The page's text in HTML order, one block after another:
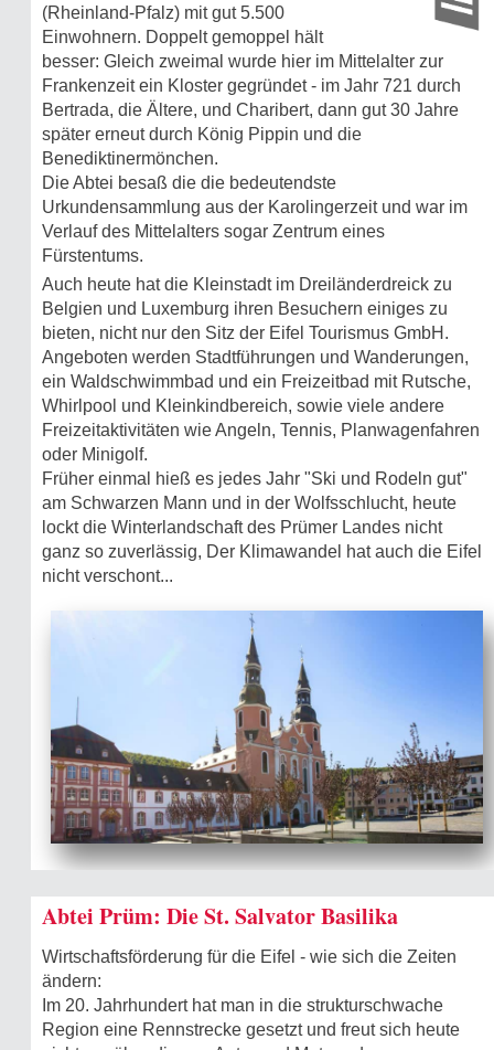
(Rheinland-Pfalz) mit gut 5.500
Einwohnern. Doppelt gemoppel hält
besser: Gleich zweimal wurde hier im Mittelalter zur
Frankenzeit ein Kloster gegründet - im Jahr 721 durch
Bertrada, die Ältere, und Charibert, dann gut 30 Jahre
später erneut durch König Pippin und die
Benediktinermönchen.
Die Abtei besaß die die bedeutendste
Urkundensammlung aus der Karolingerzeit und war im
Verlauf des Mittelalters sogar Zentrum eines
Fürstentums.
Auch heute hat die Kleinstadt im Dreiländerdreick zu
Belgien und Luxemburg ihren Besuchern einiges zu
bieten, nicht nur den Sitz der Eifel Tourismus GmbH.
Angeboten werden Stadtführungen und Wanderungen,
ein Waldschwimmbad und ein Freizeitbad mit Rutsche,
Whirlpool und Kleinkindbereich, sowie viele andere
Freizeitaktivitäten wie Angeln, Tennis, Planwagenfahren
oder Minigolf.
Früher einmal hieß es jedes Jahr "Ski und Rodeln gut"
am Schwarzen Mann und in der Wolfsschlucht, heute
lockt die Winterlandschaft des Prümer Landes nicht
ganz so zuverlässig, Der Klimawandel hat auch die Eifel
nicht verschont...
Abtei Prüm: Die St. Salvator Basilika
Wirtschaftsförderung für die Eifel - wie sich die Zeiten
ändern:
Im 20. Jahrhundert hat man in die strukturschwache
Region eine Rennstrecke gesetzt und freut sich heute